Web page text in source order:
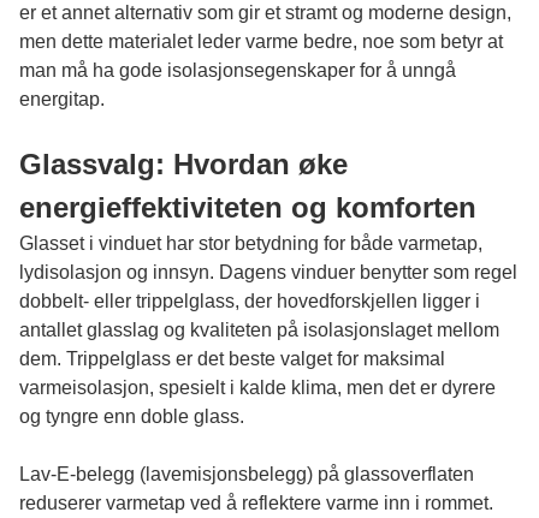
er et annet alternativ som gir et stramt og moderne design,
men dette materialet leder varme bedre, noe som betyr at
man må ha gode isolasjonsegenskaper for å unngå
energitap.
Glassvalg: Hvordan øke
energieffektiviteten og komforten
Glasset i vinduet har stor betydning for både varmetap,
lydisolasjon og innsyn. Dagens vinduer benytter som regel
dobbelt- eller trippelglass, der hovedforskjellen ligger i
antallet glasslag og kvaliteten på isolasjonslaget mellom
dem. Trippelglass er det beste valget for maksimal
varmeisolasjon, spesielt i kalde klima, men det er dyrere
og tyngre enn doble glass.
Lav-E-belegg (lavemisjonsbelegg) på glassoverflaten
reduserer varmetap ved å reflektere varme inn i rommet.